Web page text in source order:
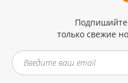
только свежие